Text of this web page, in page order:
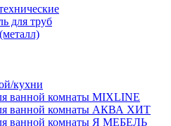
для труб
кухни
ванной комнаты MIXLINE
ванной комнаты АКВА ХИТ
ванной комнаты Я МЕБЕЛЬ